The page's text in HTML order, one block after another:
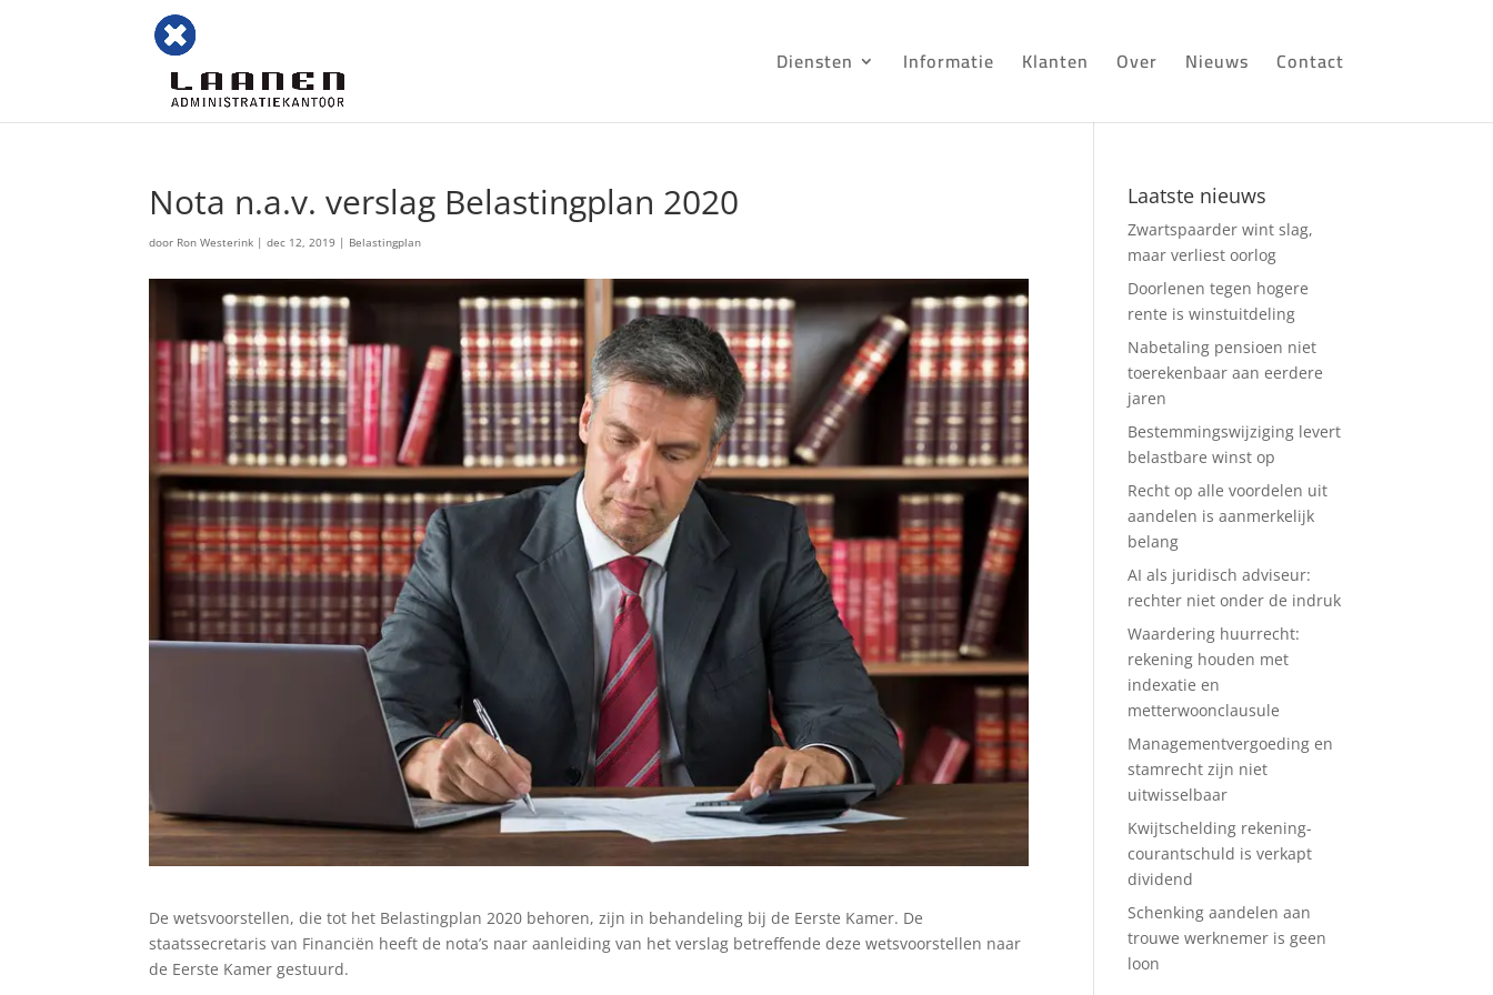
Diensten Informatie Klanten Over Nieuws Contact
Nota n.a.v. verslag Belastingplan 2020
door Ron Westerink |dec 12, 2019 | Belastingplan
De wetsvoorstellen, die tot het Belastingplan 2020 behoren, zijn in behandeling bij de Eerste Kamer. De
staatssecretaris van Financiën heeft de nota’s naar aanleiding van het verslag betreffende deze wetsvoorstellen naar
de Eerste Kamer gestuurd.
Laatste nieuws
Zwartspaarder wint slag,
maar verliest oorlog
Doorlenen tegen hogere
rente is winstuitdeling
Nabetaling pensioen niet
toerekenbaar aan eerdere
jaren
Bestemmingswijziging levert
belastbare winst op
Recht op alle voordelen uit
aandelen is aanmerkelijk
belang
AI als juridisch adviseur:
rechter niet onder de indruk
Waardering huurrecht:
rekening houden met
indexatie en
metterwoonclausule
Managementvergoeding en
stamrecht zijn niet
uitwisselbaar
Kwijtschelding rekening-
courantschuld is verkapt
dividend
Schenking aandelen aan
trouwe werknemer is geen
loon